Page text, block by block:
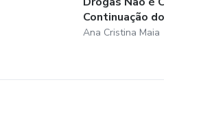
Continuação do...
Ana Cristina Maia